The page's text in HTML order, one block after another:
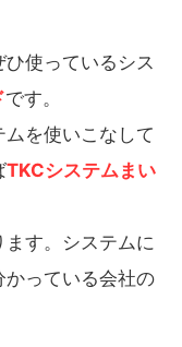
使っているシス
です。
を使いこなして
TKCシステムまい
す。システムに
っている会社の